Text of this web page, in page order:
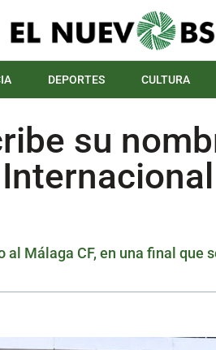
DEPORTES CULTURA
su
Málaga CF, en una final que